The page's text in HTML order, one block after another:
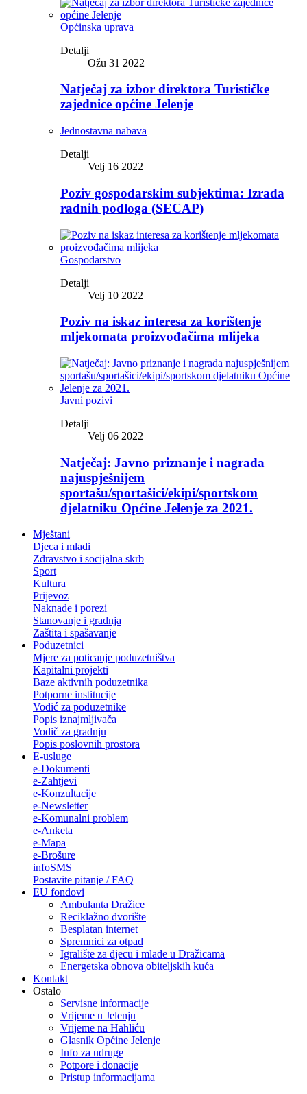
Općinska uprava
Detalji
Ožu 31 2022
Natječaj za izbor direktora Turističke
zajednice općine Jelenje
Jednostavna nabava
Detalji
Velj 16 2022
Poziv gospodarskim subjektima: Izrada
radnih podloga (SECAP)
Gospodarstvo
Detalji
Velj 10 2022
Poziv na iskaz interesa za korištenje
mljekomata proizvođačima mlijeka
Javni pozivi
Detalji
Velj 06 2022
Natječaj: Javno priznanje i nagrada
najuspješnijem
sportašu/sportašici/ekipi/sportskom
djelatniku Općine Jelenje za 2021.
Mještani
Djeca i mladi
Zdravstvo i socijalna skrb
Sport
Kultura
Prijevoz
Naknade i porezi
Stanovanje i gradnja
Zaštita i spašavanje
Poduzetnici
Mjere za poticanje poduzetništva
Kapitalni projekti
Baze aktivnih poduzetnika
Potporne institucije
Vodić za poduzetnike
Popis iznajmljivača
Vodič za gradnju
Popis poslovnih prostora
E-usluge
e-Dokumenti
e-Zahtjevi
e-Konzultacije
e-Newsletter
e-Komunalni problem
e-Anketa
e-Mapa
e-Brošure
infoSMS
Postavite pitanje / FAQ
EU fondovi
Ambulanta Dražice
Reciklažno dvorište
Besplatan internet
Spremnici za otpad
Igralište za djecu i mlade u Dražicama
Energetska obnova obiteljskih kuća
Kontakt
Ostalo
Servisne informacije
Vrijeme u Jelenju
Vrijeme na Hahliću
Glasnik Općine Jelenje
Info za udruge
Potpore i donacije
Pristup informacijama